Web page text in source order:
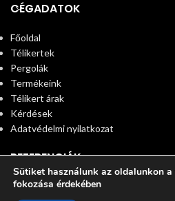
CÉGADATOK
Főoldal
Télikertek
Pergolák
Termékeink
Télikert árak
Kérdések
Adatvédelmi nyilatkozat
REFERENCIÁK
© 2025 Télikert. All
Sütiket használunk az oldalunkon
fokozása érdekében